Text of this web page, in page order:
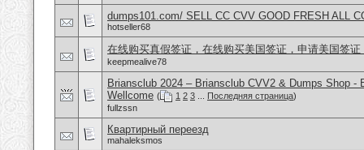
dumps101.com/ SELL CC CVV GOOD FRESH ALL
hotseller68
在线购买真假签证，在线购买美国签证，申请美国签证
keepmealive78
Briansclub 2024 – Briansclub CVV2 & Dumps Shop -
Wellcome ( 1 2 3 Последняя страница)
fullzssn
Квартирный переезд
mahaleksmos